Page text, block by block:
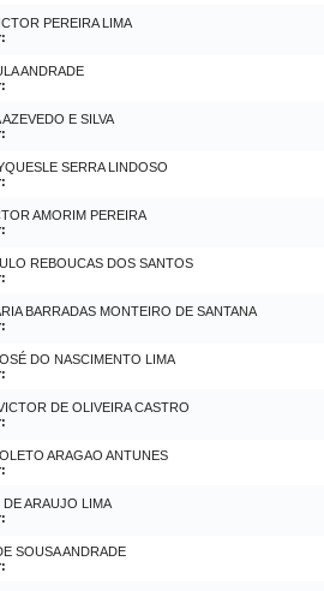
PEREIRA LIMA
ANDRADE
AZEVEDO E SILVA
SERRA LINDOSO
AMORIM PEREIRA
REBOUCAS DOS SANTOS
BARRADAS MONTEIRO DE SANTANA
DO NASCIMENTO LIMA
DE OLIVEIRA CASTRO
ARAGAO ANTUNES
DE ARAUJO LIMA
SOUSA ANDRADE